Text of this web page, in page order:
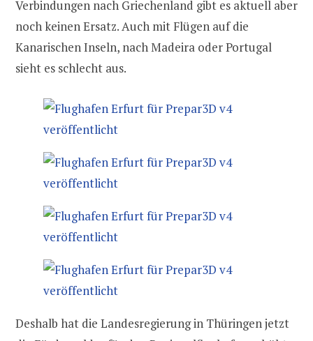
Verbindungen nach Griechenland gibt es aktuell aber
noch keinen Ersatz. Auch mit Flügen auf die
Kanarischen Inseln, nach Madeira oder Portugal
sieht es schlecht aus.
Deshalb hat die Landesregierung in Thüringen jetzt